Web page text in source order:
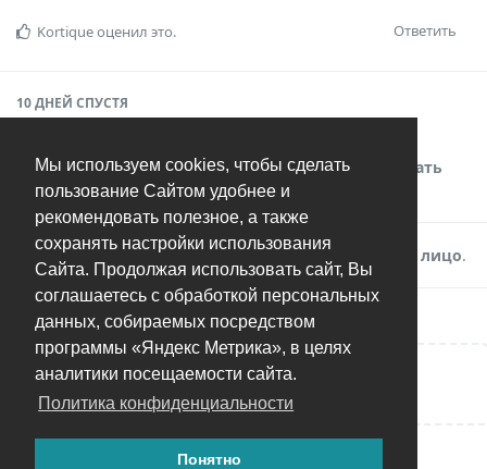
Мы используем cookies, чтобы сделать
пользование Сайтом удобнее и
рекомендовать полезное, а также
сохранять настройки использования
Сайта. Продолжая использовать сайт, Вы
соглашаетесь с обработкой персональных
данных, собираемых посредством
программы «Яндекс Метрика», в целях
аналитики посещаемости сайта.
Политика конфиденциальности
Понятно
Ответить
Kortiqueоценил это.
10 ДНЕЙ СПУСТЯ
1сообщение было перемещено вКак настраивать
фильтры?.
1сообщение было перемещено вНе находится лицо.
Написать ответ...